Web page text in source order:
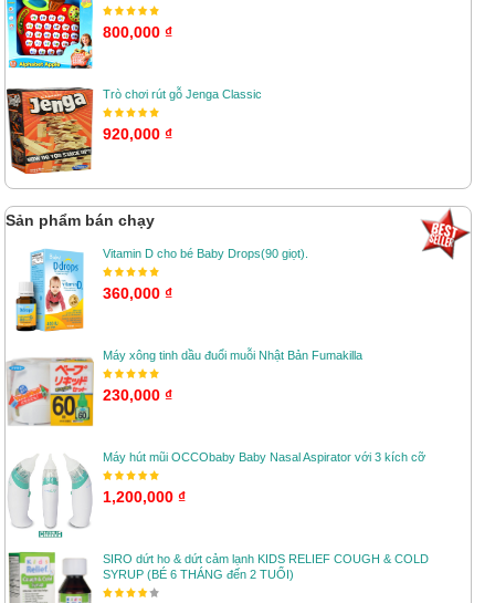
800,000 ₫
Trò chơi rút gỗ Jenga Classic
920,000 ₫
Sản phẩm bán chạy
Vitamin D cho bé Baby Drops(90 giọt).
360,000 ₫
Máy xông tinh dầu đuổi muỗi Nhật Bản Fumakilla
230,000 ₫
Máy hút mũi OCCObaby Baby Nasal Aspirator với 3 kích cỡ
1,200,000 ₫
SIRO dứt ho & dứt cảm lạnh KIDS RELIEF COUGH & COLD
SYRUP (BÉ 6 THÁNG đến 2 TUỔI)